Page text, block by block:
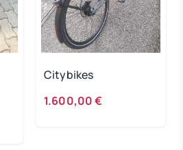
Citybikes
1.600,00 €